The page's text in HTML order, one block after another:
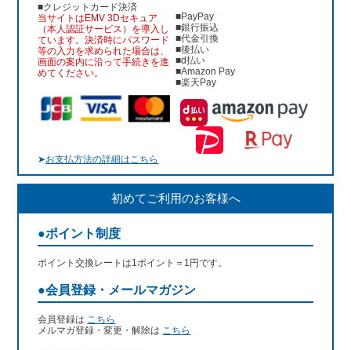
■クレジットカード決済
当サイトはEMV 3Dセキュア
（本人認証サービス）を導入し
ています。決済時にパスワード
等の入力を求められた場合は、
画面の案内に沿って手続きを進
めてください。
■PayPay
■銀行振込
■代金引換
■後払い
■d払い
■Amazon Pay
■楽天Pay
➤お支払方法の詳細はこちら
初めてご利用のお客様へ
●ポイント制度
ポイント交換レートは1ポイント＝1円です。
●会員登録・メールマガジン
会員登録は こちら
メルマガ登録・変更・解除は こちら